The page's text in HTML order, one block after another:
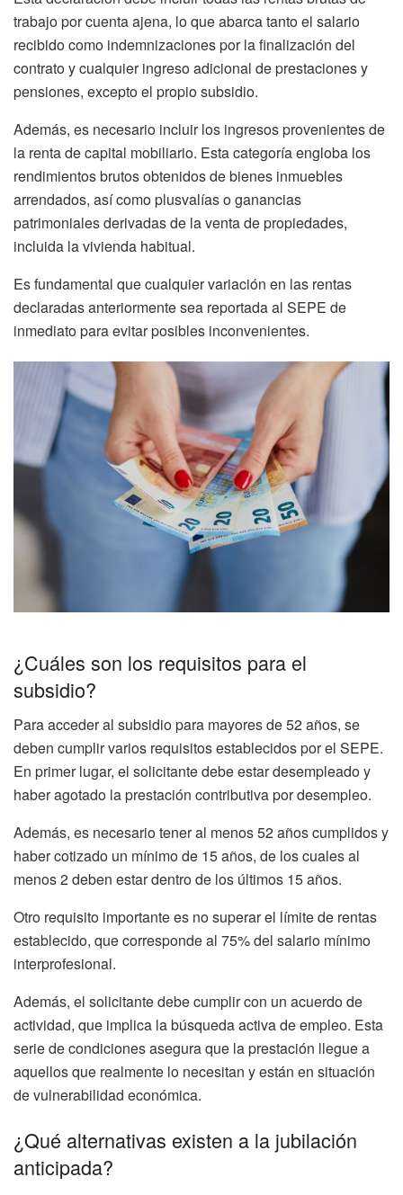
trabajo por cuenta ajena, lo que abarca tanto el salario
recibido como indemnizaciones por la finalización del
contrato y cualquier ingreso adicional de prestaciones y
pensiones, excepto el propio subsidio.
Además, es necesario incluir los ingresos provenientes de
la renta de capital mobiliario. Esta categoría engloba los
rendimientos brutos obtenidos de bienes inmuebles
arrendados, así como plusvalías o ganancias
patrimoniales derivadas de la venta de propiedades,
incluida la vivienda habitual.
Es fundamental que cualquier variación en las rentas
declaradas anteriormente sea reportada al SEPE de
inmediato para evitar posibles inconvenientes.
¿Cuáles son los requisitos para el
subsidio?
Para acceder al subsidio para mayores de 52 años, se
deben cumplir varios requisitos establecidos por el SEPE.
En primer lugar, el solicitante debe estar desempleado y
haber agotado la prestación contributiva por desempleo.
Además, es necesario tener al menos 52 años cumplidos y
haber cotizado un mínimo de 15 años, de los cuales al
menos 2 deben estar dentro de los últimos 15 años.
Otro requisito importante es no superar el límite de rentas
establecido, que corresponde al 75% del salario mínimo
interprofesional.
Además, el solicitante debe cumplir con un acuerdo de
actividad, que implica la búsqueda activa de empleo. Esta
serie de condiciones asegura que la prestación llegue a
aquellos que realmente lo necesitan y están en situación
de vulnerabilidad económica.
¿Qué alternativas existen a la jubilación
anticipada?